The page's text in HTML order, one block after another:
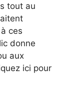
tout au
ces
donne
aux
ici pour